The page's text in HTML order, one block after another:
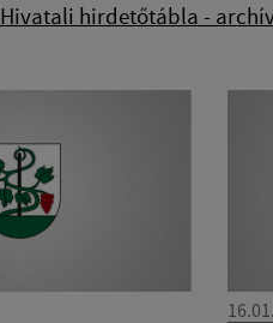
Hivatali hirdetőtábla -